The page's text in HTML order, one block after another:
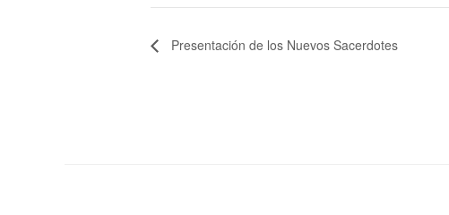
Presentación de los Nuevos Sacerdotes